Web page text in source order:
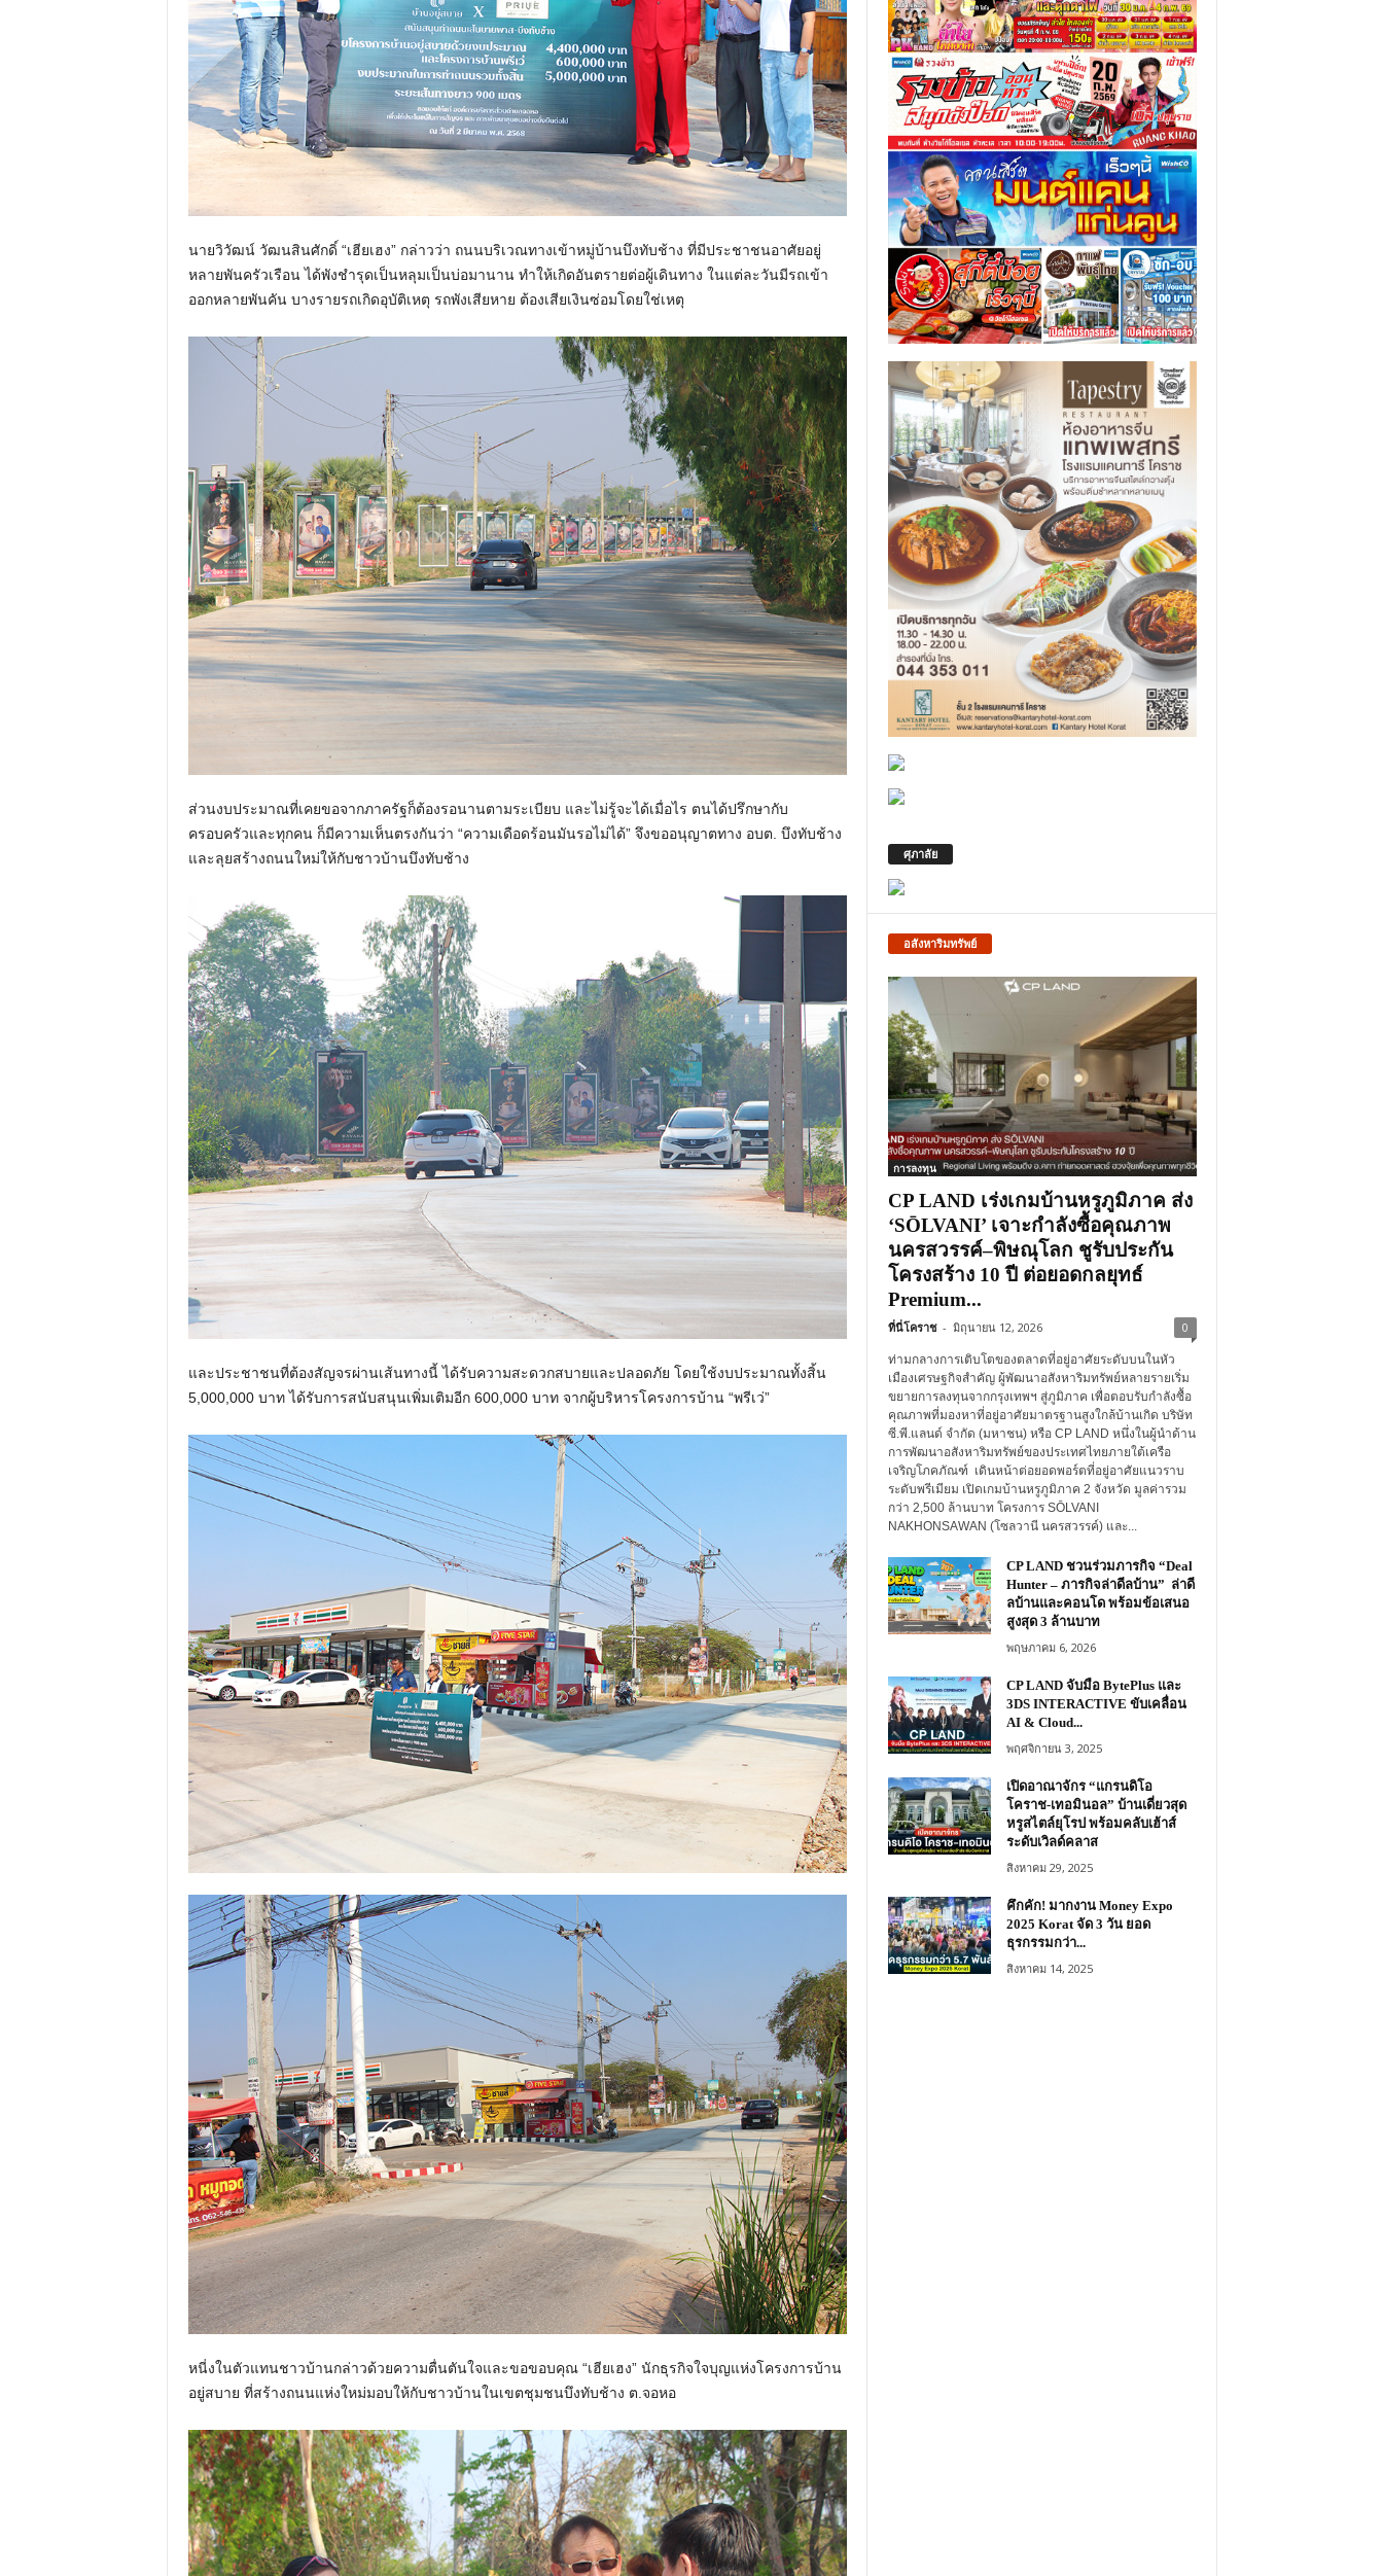
นายวิวัฒน์ วัฒนสินศักดิ์ “เฮียเฮง” กล่าวว่า ถนนบริเวณทางเข้าหมู่บ้านบึงทับช้าง ที่มีประชาชนอาศัยอยู่
หลายพันครัวเรือน ได้พังชำรุดเป็นหลุมเป็นบ่อมานาน ทำให้เกิดอันตรายต่อผู้เดินทาง ในแต่ละวันมีรถเข้า
ออกหลายพันคัน บางรายรถเกิดอุบัติเหตุ รถพังเสียหาย ต้องเสียเงินซ่อมโดยใช่เหตุ
ส่วนงบประมาณที่เคยขอจากภาครัฐก็ต้องรอนานตามระเบียบ และไม่รู้จะได้เมื่อไร ตนได้ปรึกษากับ
ครอบครัวและทุกคน ก็มีความเห็นตรงกันว่า “ความเดือดร้อนมันรอไม่ได้” จึงขออนุญาตทาง อบต. บึงทับช้าง
และลุยสร้างถนนใหม่ให้กับชาวบ้านบึงทับช้าง
และประชาชนที่ต้องสัญจรผ่านเส้นทางนี้ ได้รับความสะดวกสบายและปลอดภัย โดยใช้งบประมาณทั้งสิ้น
5,000,000 บาท ได้รับการสนับสนุนเพิ่มเติมอีก 600,000 บาท จากผู้บริหารโครงการบ้าน “พรีเว่”
หนี่งในตัวแทนชาวบ้านกล่าวด้วยความตื่นตันใจและขอขอบคุณ “เฮียเฮง” นักธุรกิจใจบุญแห่งโครงการบ้าน
อยู่สบาย ที่สร้างถนนแห่งใหม่มอบให้กับชาวบ้านในเขตชุมชนบึงทับช้าง ต.จอหอ
ศุภาลัย
อสังหาริมทรัพย์
การลงทุน
CP LAND เร่งเกมบ้านหรูภูมิภาค ส่ง
‘SŌLVANI’ เจาะกำลังซื้อคุณภาพ
นครสวรรค์–พิษณุโลก ชูรับประกัน
โครงสร้าง 10 ปี ต่อยอดกลยุทธ์
Premium...
ที่นี่โคราช - มิถุนายน 12, 2026 0
ท่ามกลางการเติบโตของตลาดที่อยู่อาศัยระดับบนในหัว
เมืองเศรษฐกิจสำคัญ ผู้พัฒนาอสังหาริมทรัพย์หลายรายเริ่ม
ขยายการลงทุนจากกรุงเทพฯ สู่ภูมิภาค เพื่อตอบรับกำลังซื้อ
คุณภาพที่มองหาที่อยู่อาศัยมาตรฐานสูงใกล้บ้านเกิด บริษัท
ซี.พี.แลนด์ จำกัด (มหาชน) หรือ CP LAND หนึ่งในผู้นำด้าน
การพัฒนาอสังหาริมทรัพย์ของประเทศไทยภายใต้เครือ
เจริญโภคภัณฑ์ เดินหน้าต่อยอดพอร์ตที่อยู่อาศัยแนวราบ
ระดับพรีเมียม เปิดเกมบ้านหรูภูมิภาค 2 จังหวัด มูลค่ารวม
กว่า 2,500 ล้านบาท โครงการ SŌLVANI
NAKHONSAWAN (โซลวานี นครสวรรค์) และ...
CP LAND ชวนร่วมภารกิจ “Deal
Hunter – ภารกิจล่าดีลบ้าน” ล่าดี
ลบ้านและคอนโด พร้อมข้อเสนอ
สูงสุด 3 ล้านบาท
พฤษภาคม 6, 2026
CP LAND จับมือ BytePlus และ
3DS INTERACTIVE ขับเคลื่อน
AI & Cloud...
พฤศจิกายน 3, 2025
เปิดอาณาจักร “แกรนดิโอ
โคราช-เทอมินอล” บ้านเดี่ยวสุด
หรูสไตล์ยุโรป พร้อมคลับเฮ้าส์
ระดับเวิลด์คลาส
สิงหาคม 29, 2025
คึกคัก! มากงาน Money Expo
2025 Korat จัด 3 วัน ยอด
ธุรกรรมกว่า...
สิงหาคม 14, 2025